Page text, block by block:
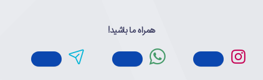
همراه ما باشید!